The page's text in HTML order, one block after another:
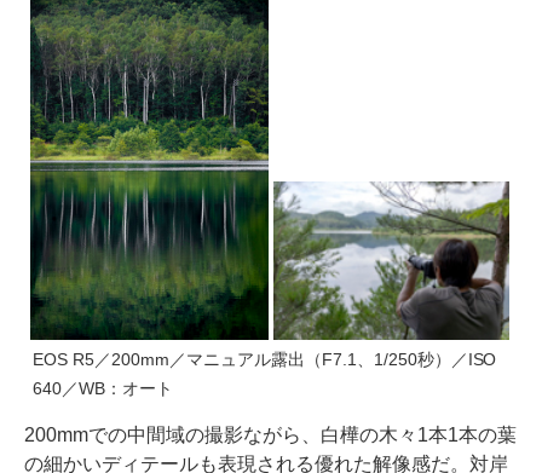
EOS R5／200mm／マニュアル露出（F7.1、1/250秒）／ISO
640／WB：オート
200mmでの中間域の撮影ながら、白樺の木々1本1本の葉
の細かいディテールも表現される優れた解像感だ。対岸